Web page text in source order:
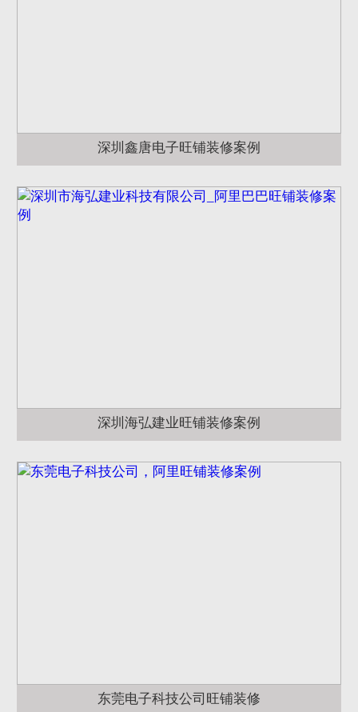
深圳鑫唐电子旺铺装修案例
深圳海弘建业旺铺装修案例
东莞电子科技公司旺铺装修